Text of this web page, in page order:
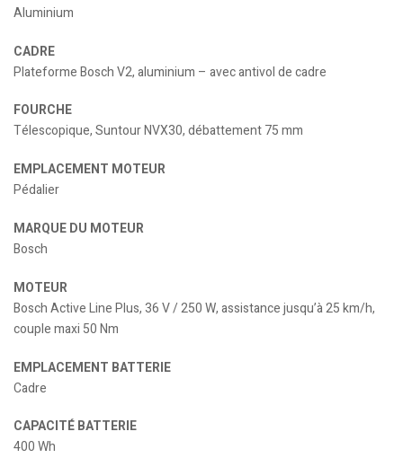
Aluminium
CADRE
Plateforme Bosch V2, aluminium – avec antivol de cadre
FOURCHE
Télescopique, Suntour NVX30, débattement 75 mm
EMPLACEMENT MOTEUR
Pédalier
MARQUE DU MOTEUR
Bosch
MOTEUR
Bosch Active Line Plus, 36 V / 250 W, assistance jusqu’à 25 km/h,
couple maxi 50 Nm
EMPLACEMENT BATTERIE
Cadre
CAPACITÉ BATTERIE
400 Wh